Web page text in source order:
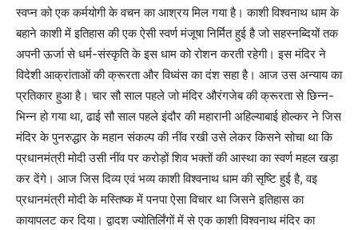
स्वप्न को एक कर्मयोगी के वचन का आश्रय मिल गया है। काशी विश्वनाथ धाम के
बहाने काशी में इतिहास की एक ऐसी स्वर्ण मंजूषा निर्मित हुई है जो सहस्नब्दियों तक
अपनी ऊर्जा से धर्म-संस्कृति के इस धाम को रोशन करती रहेगी। इस मंदिर ने
विदेशी आक्रांताओं की क्रूरता और विध्वंस का दंश सहा है। आज उस अन्याय का
प्रतिकार हुआ है। चार सौ साल पहले जो मंदिर औरंगजेब की क्रूरता से छिन्न-
भिन्न हो गया था, ढाई सौ साल पहले इंदौर की महारानी अहिल्याबाई होल्कर ने जिस
मंदिर के पुनरुद्धार के महान संकल्प की नींव रखी उसे लेकर किसने सोचा था कि
प्रधानमंत्री मोदी उसी नींव पर करोड़ों शिव भक्तों की आस्था का स्वर्ण महल खड़ा
कर देंगे। आज जिस दिव्य एवं भव्य काशी विश्वनाथ धाम की सृष्टि हुई है, वइ
प्रधानमंत्री मोदी के मस्तिष्क में पनपा ऐसा विचार था जिसने इतिहास का
कायापलट कर दिया। द्वादश ज्योतिर्लिंगों में से एक काशी विश्वनाथ मंदिर का